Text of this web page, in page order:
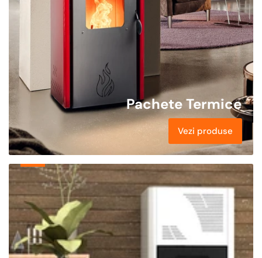
Pachete Termice
Vezi produse
Sobe
&
Termoseminee